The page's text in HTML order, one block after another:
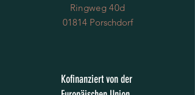
Ringweg 40d
01814 Porschdorf
Kofinanziert von der